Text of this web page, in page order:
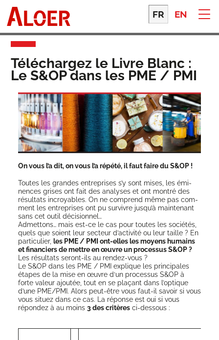
content
FR EN
Téléchargez le Livre Blanc :
Le S&OP dans les PME / PMI
On vous l’a dit, on vous l’a répé­té, il faut faire du S&OP !
Toutes les grandes entre­prises s’y sont mises, les émi­
nences grises ont fait des ana­lyses et ont mon­tré des
résul­tats incroyables. On ne com­prend même pas com­
ment les entre­prises ont pu sur­vivre jusqu’à main­te­nant
sans cet outil déci­sion­nel…
Admet­tons… mais est-ce le cas pour toutes les socié­tés,
quels que soient leur sec­teur d’activité ou leur taille ? En
par­ti­cu­lier, les PME / PMI ont-elles les moyens humains
et finan­ciers de mettre en œuvre un pro­ces­sus S&OP ?
Les résul­tats seront-ils au ren­dez-vous ?
Le S&OP dans les PME / PMI explique les prin­ci­pales
étapes de la mise en œuvre d‘un pro­ces­sus S&OP à
forte valeur ajou­tée, tout en se pla­çant dans l’optique
d’une PME/PMI. Alors peut-être vous faut-il savoir si vous
vous situez dans ce cas. La réponse est oui si vous
répon­dez à au moins 3 des cri­tèresci-dessous :